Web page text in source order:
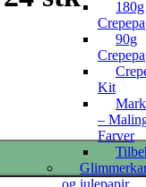
180g
90g
Kit
–
Farver
og julepapir